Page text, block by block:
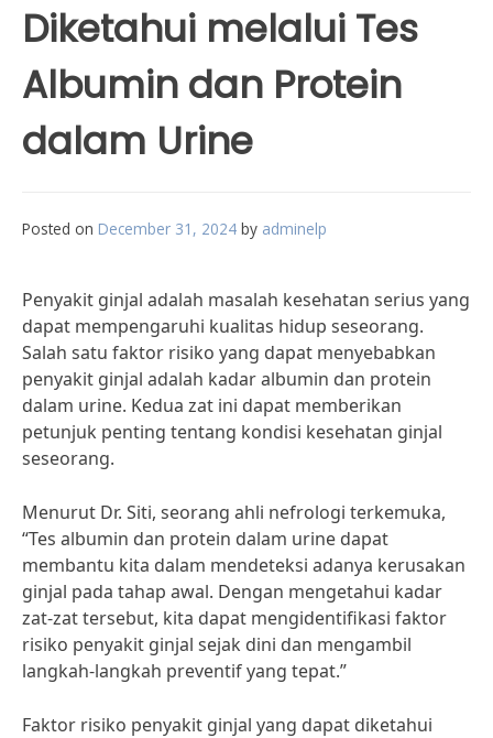
Diketahui melalui Tes
Albumin dan Protein
dalam Urine
Posted on December 31, 2024 by adminelp
Penyakit ginjal adalah masalah kesehatan serius yang
dapat mempengaruhi kualitas hidup seseorang.
Salah satu faktor risiko yang dapat menyebabkan
penyakit ginjal adalah kadar albumin dan protein
dalam urine. Kedua zat ini dapat memberikan
petunjuk penting tentang kondisi kesehatan ginjal
seseorang.
Menurut Dr. Siti, seorang ahli nefrologi terkemuka,
“Tes albumin dan protein dalam urine dapat
membantu kita dalam mendeteksi adanya kerusakan
ginjal pada tahap awal. Dengan mengetahui kadar
zat-zat tersebut, kita dapat mengidentifikasi faktor
risiko penyakit ginjal sejak dini dan mengambil
langkah-langkah preventif yang tepat.”
Faktor risiko penyakit ginjal yang dapat diketahui